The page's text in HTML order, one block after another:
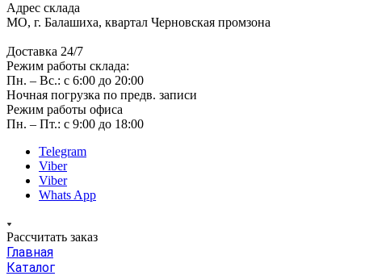
Адрес склада
МО, г. Балашиха, квартал Черновская промзона
Доставка 24/7
Режим работы склада:
Пн. – Вс.: с 6:00 до 20:00
Ночная погрузка по предв. записи
Режим работы офиса
Пн. – Пт.: с 9:00 до 18:00
Telegram
Viber
Viber
Whats App
Рассчитать заказ
Главная
Каталог